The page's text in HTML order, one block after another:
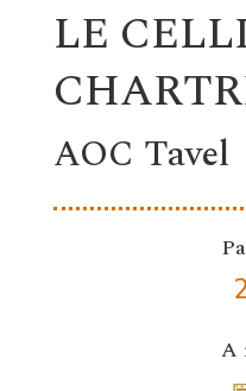
LE
AOC Tavel
A